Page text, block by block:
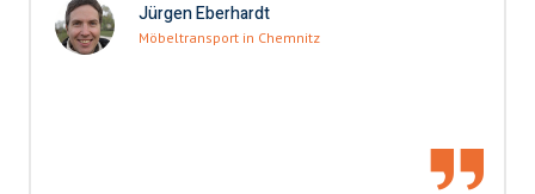
Jürgen Eberhardt
Möbeltransport in Chemnitz